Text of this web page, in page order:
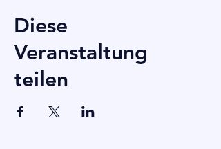
Diese
Veranstaltung
teilen